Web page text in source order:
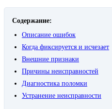
Содержание:
Описание ошибок
Когда фиксируется и исчезает
Внешние признаки
Причины неисправностей
Диагностика поломки
Устранение неисправности